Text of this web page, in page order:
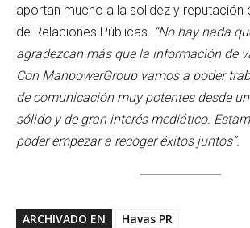
aportan mucho a la solidez y reputación
de Relaciones Públicas. “No hay nada
agradezcan más que la información de
Con ManpowerGroup vamos a poder
de comunicación muy potentes desde
sólido y de gran interés mediático.
poder empezar a recoger éxitos juntos”.
ARCHIVADO EN Havas PR